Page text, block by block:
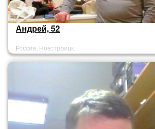
Андрей, 52
Россия, Новотроицк